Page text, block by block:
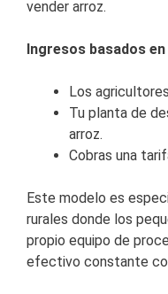
vender arroz.
Ingresos basados
Los
Tu planta de
arroz.
Cobras una
Este modelo es
rurales donde los
propio equipo de
efectivo constante